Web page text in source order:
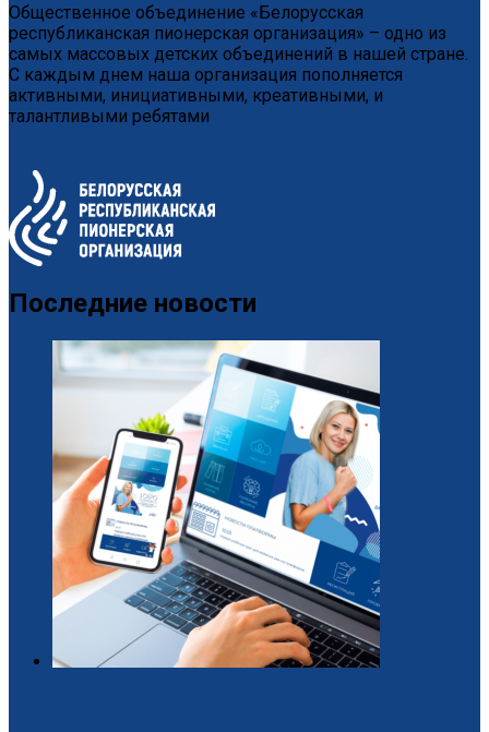
Общественное объединение «Белорусская
республиканская пионерская организация» – одно из
самых массовых детских объединений в нашей стране.
С каждым днем наша организация пополняется
активными, инициативными, креативными, и
талантливыми ребятами
Последние новости